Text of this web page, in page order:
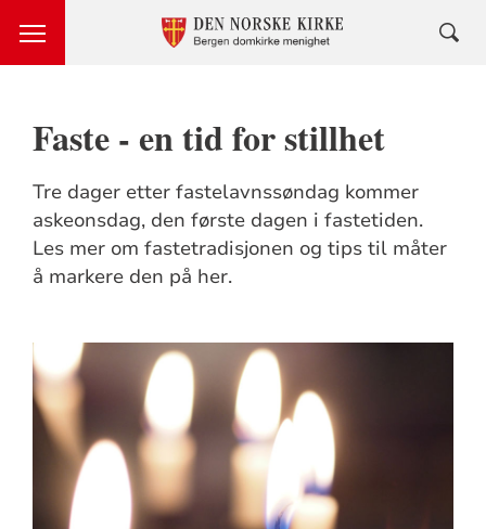
Faste - en tid for stillhet
Tre dager etter fastelavnssøndag kommer
askeonsdag, den første dagen i fastetiden.
Les mer om fastetradisjonen og tips til måter
å markere den på her.